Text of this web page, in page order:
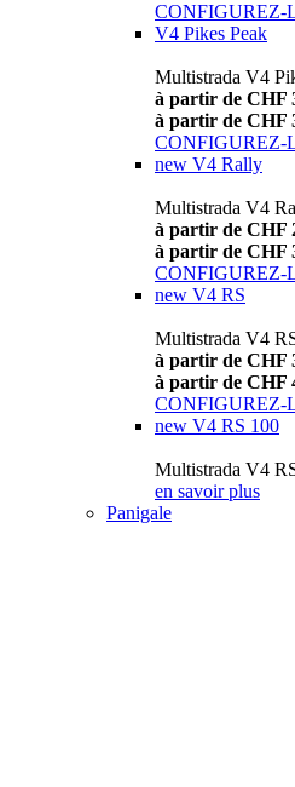
CONFIGUREZ-
V4 Pikes Peak
Multistrada V4
à partir de CHF
à partir de CHF
CONFIGUREZ-
new V4 Rally
Multistrada V4
à partir de CHF
à partir de CHF
CONFIGUREZ-
new V4 RS
Multistrada V4
à partir de CHF
à partir de CHF
CONFIGUREZ-
new V4 RS 100
Multistrada V4
en savoir plus
Panigale